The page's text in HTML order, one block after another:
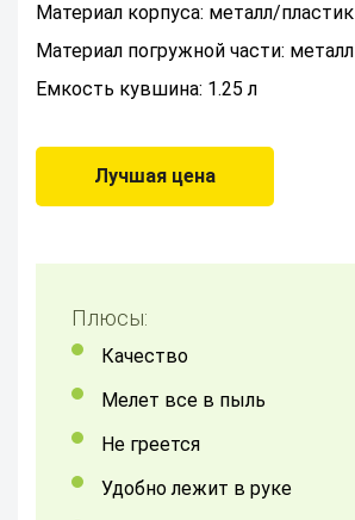
Материал корпуса: металл/пластик
Материал погружной части: металл
Емкость кувшина: 1.25 л
Лучшая цена
Плюсы:
Качество
мелет все в пыль
не греется
Удобно лежит в руке